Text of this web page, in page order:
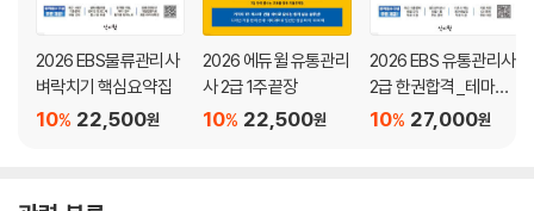
기출예상문제
SECTION 7 벌 칙
기출예상문제
2026 EBS물류관리사
벼락치기 핵심요약집
22,500원
10%
2026 에듀윌 유통관리
사 2급 1주끝장
22,500원
10%
2026 EBS 유통관리사
2급 한권합격_테마별
이론+문제27,000원
10%